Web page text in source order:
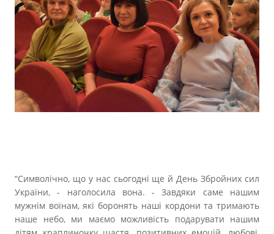
“Символічно, що у нас сьогодні ще й День Збройних сил
України, - наголосила вона. - Завдяки саме нашим
мужнім воїнам, які боронять наші кордони та тримають
наше небо, ми маємо можливість подарувати нашим